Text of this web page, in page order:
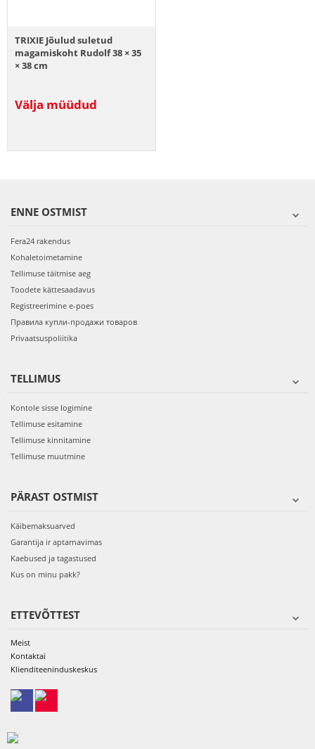
TRIXIE Jõulud suletud
magamiskoht Rudolf 38 × 35
× 38 cm
Välja müüdud
ENNE OSTMIST
Fera24 rakendus
Kohaletoimetamine
Tellimuse täitmise aeg
Toodete kättesaadavus
Registreerimine e-poes
Правила купли-продажи товаров
Privaatsuspoliitika
TELLIMUS
Kontole sisse logimine
Tellimuse esitamine
Tellimuse kinnitamine
Tellimuse muutmine
PÄRAST OSTMIST
Käibemaksuarved
Garantija ir aptarnavimas
Kaebused ja tagastused
Kus on minu pakk?
ETTEVÕTTEST
Meist
Kontaktai
Klienditeeninduskeskus